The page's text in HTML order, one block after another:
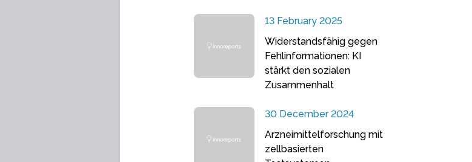
13 February 2025
Widerstandsfähig gegen
Fehlinformationen: KI
stärkt den sozialen
Zusammenhalt
30 December 2024
Arzneimittelforschung mit
zellbasierten